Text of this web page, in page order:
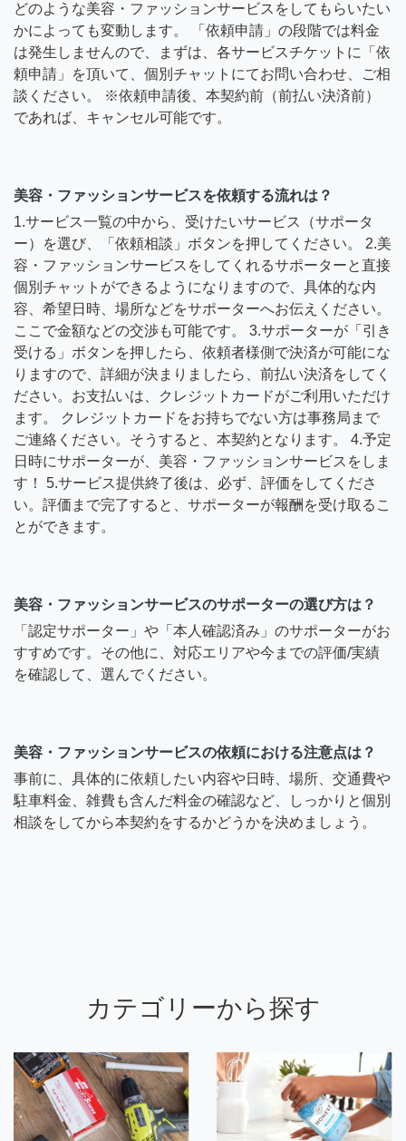
どのような美容・ファッションサービスをしてもらいたい
かによっても変動します。 「依頼申請」の段階では料金
は発生しませんので、まずは、各サービスチケットに「依
頼申請」を頂いて、個別チャットにてお問い合わせ、ご相
談ください。 ※依頼申請後、本契約前（前払い決済前）
であれば、キャンセル可能です。
美容・ファッションサービスを依頼する流れは？
1.サービス一覧の中から、受けたいサービス（サポータ
ー）を選び、「依頼相談」ボタンを押してください。 2.美
容・ファッションサービスをしてくれるサポーターと直接
個別チャットができるようになりますので、具体的な内
容、希望日時、場所などをサポーターへお伝えください。
ここで金額などの交渉も可能です。 3.サポーターが「引き
受ける」ボタンを押したら、依頼者様側で決済が可能にな
りますので、詳細が決まりましたら、前払い決済をしてく
ださい。お支払いは、クレジットカードがご利用いただけ
ます。 クレジットカードをお持ちでない方は事務局まで
ご連絡ください。そうすると、本契約となります。 4.予定
日時にサポーターが、美容・ファッションサービスをしま
す！ 5.サービス提供終了後は、必ず、評価をしてくださ
い。評価まで完了すると、サポーターが報酬を受け取るこ
とができます。
美容・ファッションサービスのサポーターの選び方は？
「認定サポーター」や「本人確認済み」のサポーターがお
すすめです。その他に、対応エリアや今までの評価/実績
を確認して、選んでください。
美容・ファッションサービスの依頼における注意点は？
事前に、具体的に依頼したい内容や日時、場所、交通費や
駐車料金、雑費も含んだ料金の確認など、しっかりと個別
相談をしてから本契約をするかどうかを決めましょう。
カテゴリーから探す